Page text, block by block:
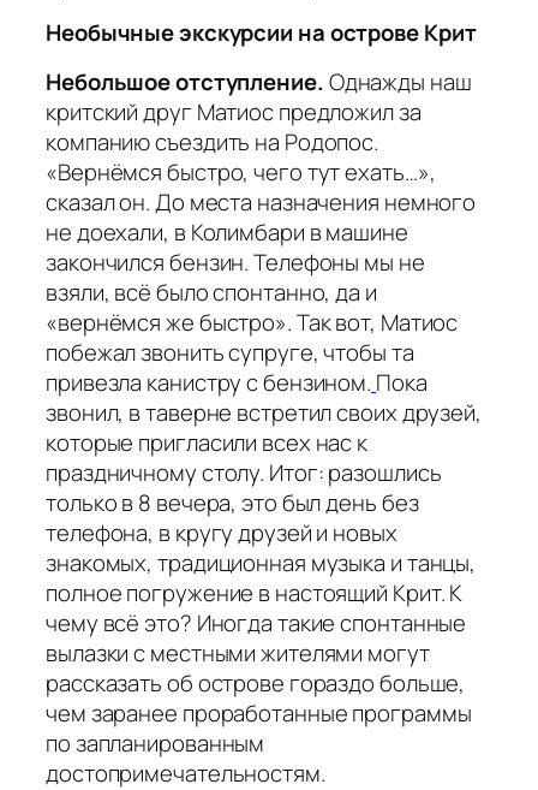
Необычные экскурсии на острове Крит
Небольшое отступление. Однажды наш
критский друг Матиос предложил за
компанию съездить на Родопос.
«Вернёмся быстро, чего тут ехать…»,
сказал он. До места назначения немного
не доехали, в Колимбари в машине
закончился бензин. Телефоны мы не
взяли, всё было спонтанно, да и
«вернёмся же быстро». Так вот, Матиос
побежал звонить супруге, чтобы та
привезла канистру с бензином. Пока
звонил, в таверне встретил своих друзей,
которые пригласили всех нас к
праздничному столу. Итог: разошлись
только в 8 вечера, это был день без
телефона, в кругу друзей и новых
знакомых, традиционная музыка и танцы,
полное погружение в настоящий Крит. К
чему всё это? Иногда такие спонтанные
вылазки с местными жителями могут
рассказать об острове гораздо больше,
чем заранее проработанные программы
по запланированным
достопримечательностям.